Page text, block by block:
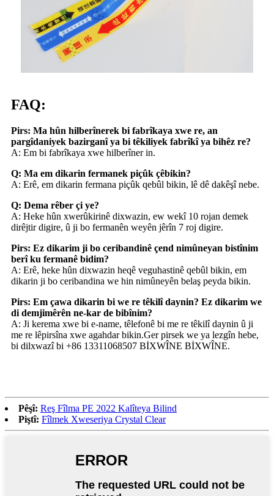
FAQ:
Pirs: Ma hûn hilberînerek bi fabrîkaya xwe re, an
pargîdaniyek bazirganî ya bi têkiliyek fabrîkî ya bihêz re?
A: Em bi fabrîkaya xwe hilberîner in.
Q: Ma em dikarin fermanek piçûk çêbikin?
A: Erê, em dikarin fermana piçûk qebûl bikin, lê dê dakêşî nebe.
Q: Dema rêber çi ye?
A: Heke hûn xwerûkirinê dixwazin, ew wekî 10 rojan demek
dirêjtir digire, û ji bo fermanên weyên jêrîn 7 roj digire.
Pirs: Ez dikarim ji bo ceribandinê çend nimûneyan bistînim
berî ku fermanê bidim?
A: Erê, heke hûn dixwazin heqê veguhastinê qebûl bikin, em
dikarin ji bo ceribandina we hin nimûneyên belaş peyda bikin.
Pirs: Em çawa dikarin bi we re têkilî daynin? Ez dikarim we
di demjimêrên ne-kar de bibînim?
A: Ji kerema xwe bi e-name, têlefonê bi me re têkilî daynin û ji
me re lêpirsîna xwe agahdar bikin.Ger pirsek we ya lezgîn hebe,
bi dilxwazî ​​bi +86 13311068507 BİXWÎNE BİXWÎNE.
Pêşî: Reş Fîlma PE 2022 Kalîteya Bilind
Piştî: Fîlmek Xweseriya Crystal Clear